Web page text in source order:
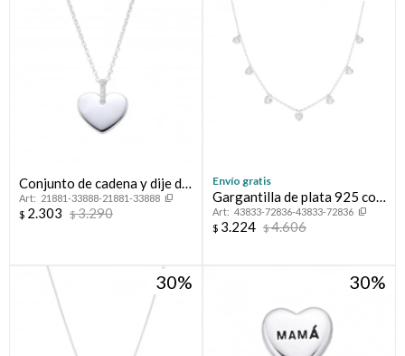
Conjunto de cadena y dije de
plata 925, CORAZÓN.
21881-33888-21881-33888
$ 2.303 $3.290
Envío gratis
Gargantilla de plata 925 con
Corazones de cristal.
43833-72836-43833-72836
$ 3.224 $4.606
30 30